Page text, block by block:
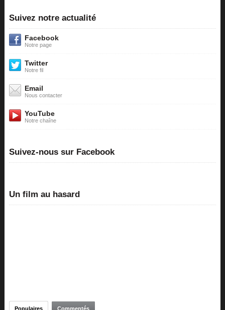
Suivez notre actualité
Facebook
Notre page
Twitter
Notre fil
Email
Nous contacter
YouTube
Notre chaîne
Suivez-nous sur Facebook
Un film au hasard
Populaires Commentés